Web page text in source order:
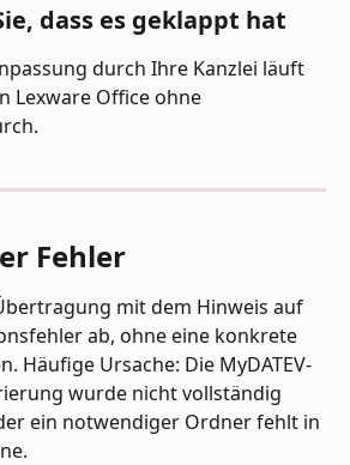
dass es geklappt hat
durch Ihre Kanzlei läuft
Lexware Office ohne
Fehler
mit dem Hinweis auf
ab, ohne eine konkrete
Häufige Ursache: Die MyDATEV-
wurde nicht vollständig
ein notwendiger Ordner fehlt in